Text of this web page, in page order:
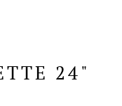
24"